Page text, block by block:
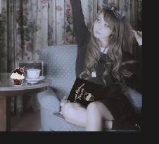
da franquia BanG Dream! ,
e bandas, além de atuar na
Collection (KanCo...